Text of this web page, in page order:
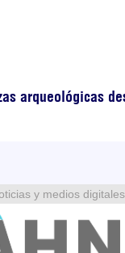
arqueológicas
y medios digitales